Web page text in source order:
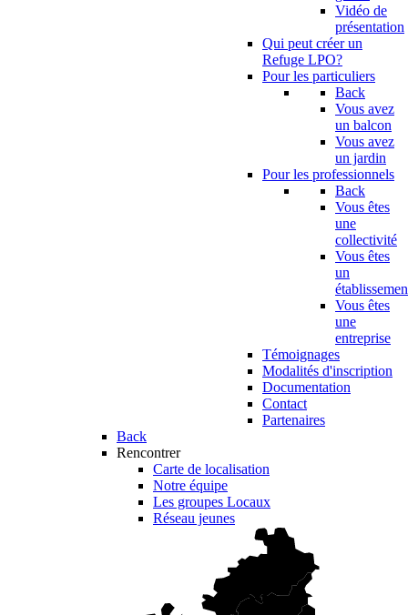
Vidéo de
présentation
Qui peut créer un
Refuge LPO?
Pour les particuliers
Back
Vous avez
un balcon
Vous avez
un jardin
Pour les professionnels
Back
Vous êtes
une
collectivité
Vous êtes
un
Vous êtes
une
entreprise
Témoignages
Modalités d'inscription
Documentation
Contact
Partenaires
Back
Rencontrer
Carte de localisation
Notre équipe
Les groupes Locaux
Réseau jeunes